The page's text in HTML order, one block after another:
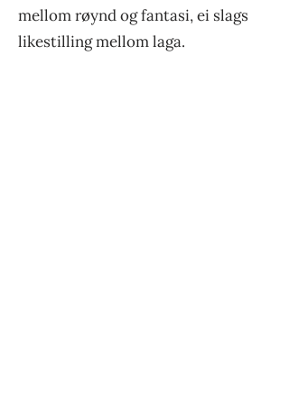
mellom røynd og fantasi, ei slags
likestilling mellom laga.